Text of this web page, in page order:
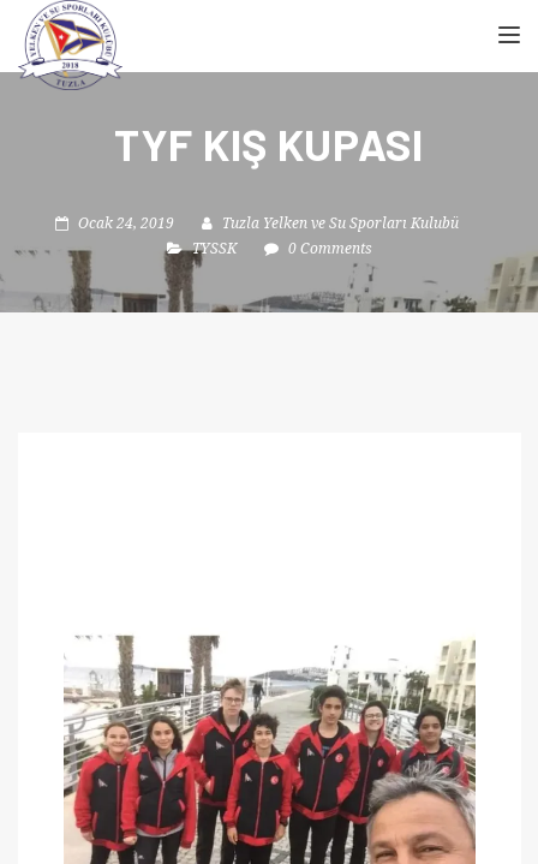
TYF KIŞ KUPASI
Ocak 24, 2019
Tuzla Yelken ve Su Sporları Kulubü
TYSSK
0 Comments